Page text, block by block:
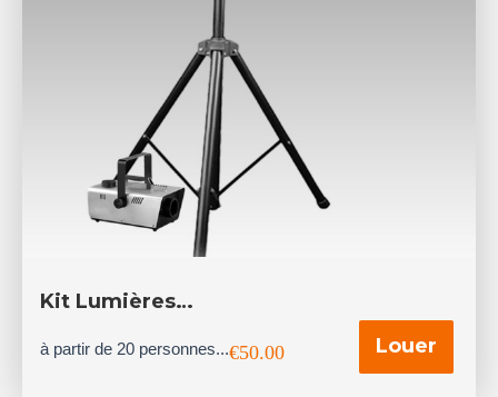
Kit Lumières…
à partir de 20 personnes...€50.00 Louer